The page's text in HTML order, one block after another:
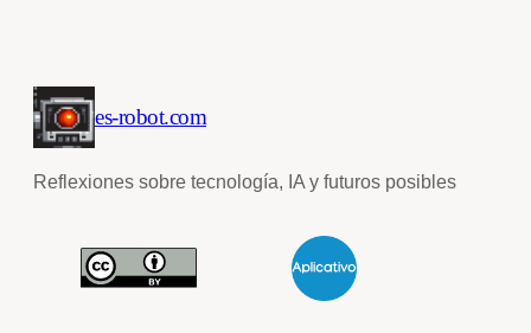
es-robot.com
Reflexiones sobre tecnología, IA y futuros posibles